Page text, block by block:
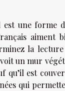
une forme
aiment
la
un mur
qu’il est
qui